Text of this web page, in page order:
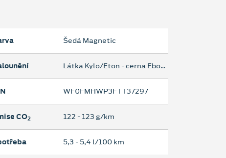
Šedá Magnetic
Látka Kylo/Eton - cerna Ebony
WF0FMHWP3FTT37297
CO2 122 ‐ 123 g/km
5,3 ‐ 5,4 l/100 km